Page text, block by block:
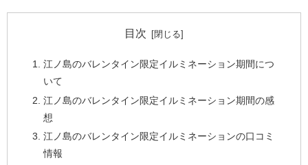
目次
江ノ島のバレンタイン限定イルミネーション期間につ
いて
江ノ島のバレンタイン限定イルミネーション期間の感
想
江ノ島のバレンタイン限定イルミネーションの口コミ
情報